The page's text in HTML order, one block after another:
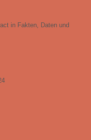
in Fakten, Daten und